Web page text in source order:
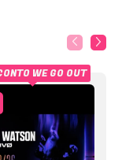
WE GO OUT